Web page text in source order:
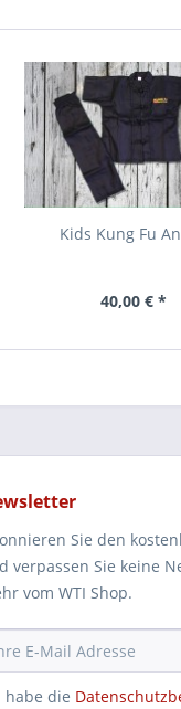
Kids Kung Fu
40,00 € *
Sie den
verpassen Sie keine
vom WTI Shop.
habe die